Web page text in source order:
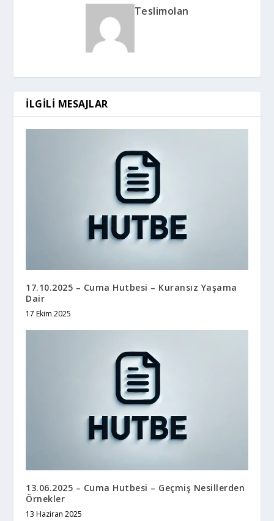
Teslimolan
İLGILI MESAJLAR
17.10.2025 – Cuma Hutbesi – Kuransız Yaşama
Dair
17 Ekim 2025
13.06.2025 – Cuma Hutbesi – Geçmiş Nesillerden
Örnekler
13 Haziran 2025